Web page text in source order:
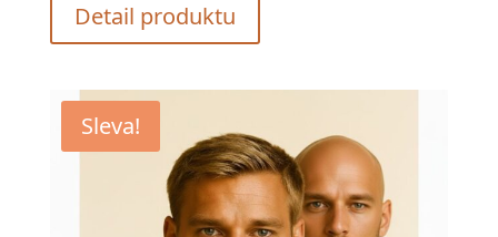
Detail produktu
Sleva!